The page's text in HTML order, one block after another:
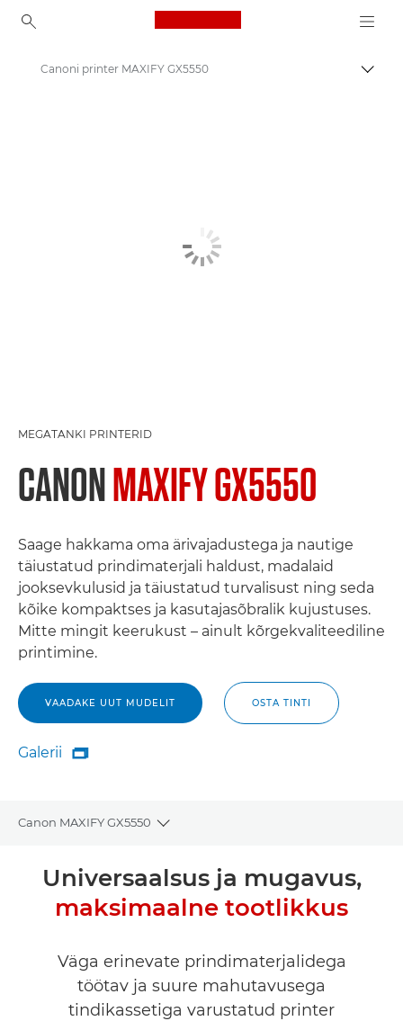
Canon Logo, back to
Canoni printer MAXIFY GX5550
MEGATANKI PRINTERID
CANONMAXIFY GX5550
Saage hakkama oma ärivajadustega ja nautige
täiustatud prindimaterjali haldust, madalaid
jooksevkulusid ja täiustatud turvalisust ning seda
kõike kompaktses ja kasutajasõbralik kujustuses.
Mitte mingit keerukust – ainult kõrgekvaliteediline
printimine.
VAADAKE UUT MUDELIT OSTA TINTI
Galerii
Galerii

Canon MAXIFY GX5550
Toggle breadcrumbs
Ülevaade
Tehnilised andmed
OSTA TINTI
Universaalsus ja mugavus,
maksimaalne tootlikkus
Väga erinevate prindimaterjalidega
töötav ja suure mahutavusega
tindikassetiga varustatud printer